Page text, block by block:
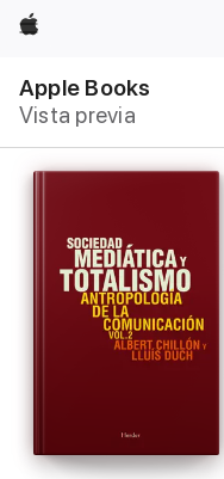
Apple
Apple Books
Vista previa
local
Abrir